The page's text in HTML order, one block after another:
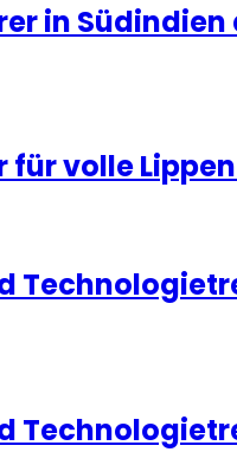
in Südindien
für volle